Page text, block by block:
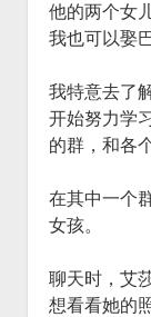
他的两个女
我也可以娶
我特意去了
开始努力学
的群，和各
在其中一个
女孩。
聊天时，艾
想看看她的